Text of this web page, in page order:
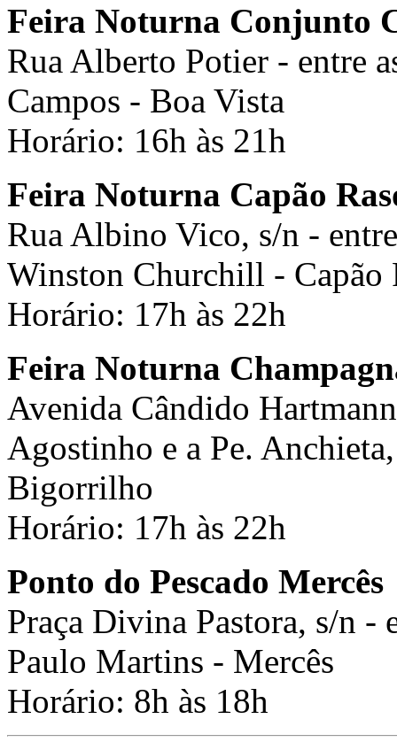
Feira Noturna Conjunto
Rua Alberto Potier - entre
Campos - Boa Vista
Horário: 16h às 21h
Feira Noturna Capão
Rua Albino Vico, s/n -
Winston Churchill - Capão
Horário: 17h às 22h
Feira Noturna
Avenida Cândido
Agostinho e a Pe.
Bigorrilho
Horário: 17h às 22h
Ponto do Pescado Mercês
Praça Divina Pastora, s/n -
Paulo Martins - Mercês
Horário: 8h às 18h